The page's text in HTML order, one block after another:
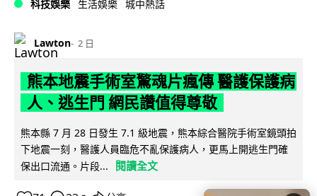
科技娛樂 生活娛樂 城中熱話
Lawton 2 日
熊本地震手術室驚魂片瘋傳 醫護保護病
人、逃生門 網民讚值得尊敬
熊本縣 7 月 28 日發生 7.1 級地震，熊本綜合醫院手術室鏡頭拍
下地震一刻，醫護人員臨危不亂保護病人，更馬上開逃生門確
保出口流通。片段...
閱讀全文